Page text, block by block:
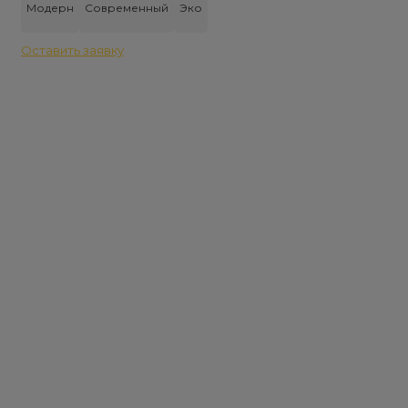
составляла
104
Модерн Современный Эко
Оставить заявку